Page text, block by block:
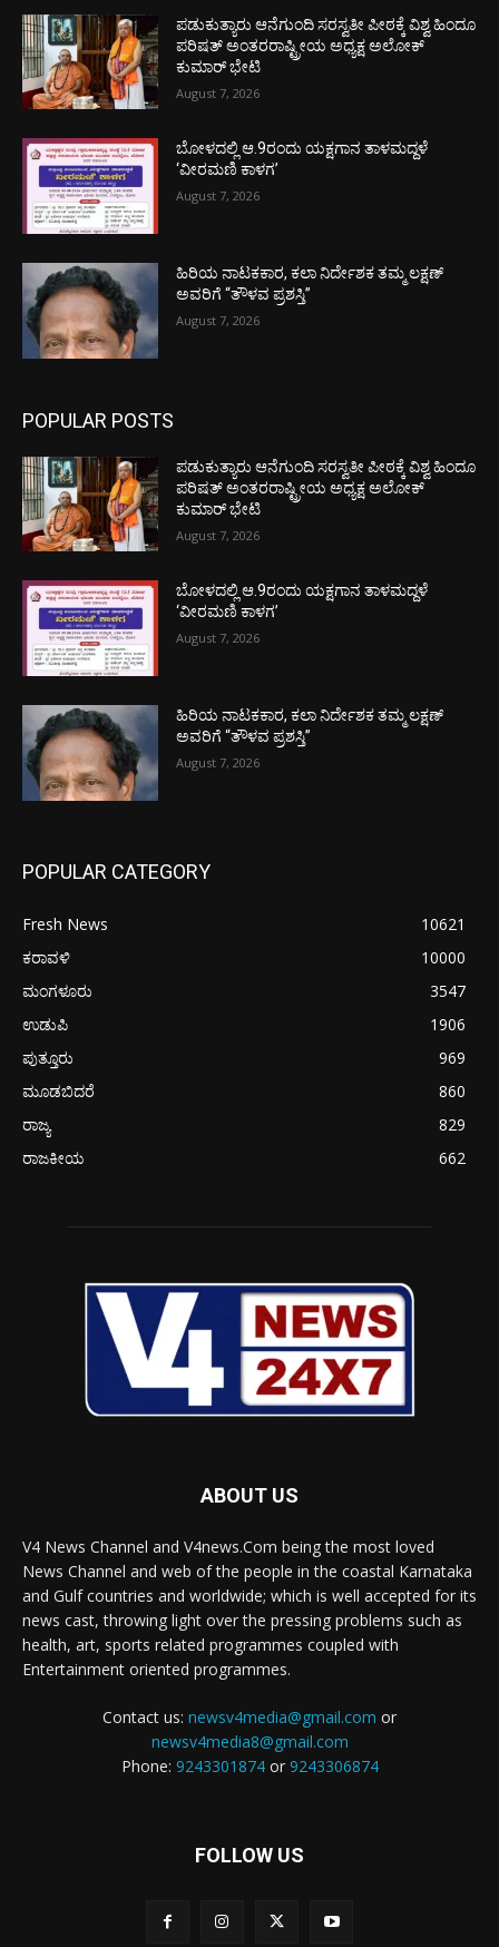
ಪಡುಕುತ್ಯಾರು ಆನೆಗುಂದಿ ಸರಸ್ವತೀ ಪೀಠಕ್ಕೆ ವಿಶ್ವ ಹಿಂದೂ
ಪರಿಷತ್ ಅಂತರರಾಷ್ಟ್ರೀಯ ಅಧ್ಯಕ್ಷ ಅಲೋಕ್
ಕುಮಾರ್ ಭೇಟಿ
August 7, 2026
ಬೋಳದಲ್ಲಿ ಆ.9ರಂದು ಯಕ್ಷಗಾನ ತಾಳಮದ್ದಳೆ
‘ವೀರಮಣಿ ಕಾಳಗ’
August 7, 2026
ಹಿರಿಯ ನಾಟಕಕಾರ, ಕಲಾ ನಿರ್ದೇಶಕ ತಮ್ಮ ಲಕ್ಷಣ್
ಅವರಿಗೆ “ತೌಳವ ಪ್ರಶಸ್ತಿ”
August 7, 2026
POPULAR POSTS
ಪಡುಕುತ್ಯಾರು ಆನೆಗುಂದಿ ಸರಸ್ವತೀ ಪೀಠಕ್ಕೆ ವಿಶ್ವ ಹಿಂದೂ
ಪರಿಷತ್ ಅಂತರರಾಷ್ಟ್ರೀಯ ಅಧ್ಯಕ್ಷ ಅಲೋಕ್
ಕುಮಾರ್ ಭೇಟಿ
August 7, 2026
ಬೋಳದಲ್ಲಿ ಆ.9ರಂದು ಯಕ್ಷಗಾನ ತಾಳಮದ್ದಳೆ
‘ವೀರಮಣಿ ಕಾಳಗ’
August 7, 2026
ಹಿರಿಯ ನಾಟಕಕಾರ, ಕಲಾ ನಿರ್ದೇಶಕ ತಮ್ಮ ಲಕ್ಷಣ್
ಅವರಿಗೆ “ತೌಳವ ಪ್ರಶಸ್ತಿ”
August 7, 2026
POPULAR CATEGORY
Fresh News
10621
ಕರಾವಳಿ
10000
ಮಂಗಳೂರು
3547
ಉಡುಪಿ
1906
ಪುತ್ತೂರು
969
ಮೂಡಬಿದರೆ
860
ರಾಜ್ಯ
829
ರಾಜಕೀಯ
662
ABOUT US
V4 News Channel and V4news.Com being the most loved
News Channel and web of the people in the coastal Karnataka
and Gulf countries and worldwide; which is well accepted for its
news cast, throwing light over the pressing problems such as
health, art, sports related programmes coupled with
Entertainment oriented programmes.
Contact us: newsv4media@gmail.com or
newsv4media8@gmail.com
Phone: 9243301874or 9243306874
FOLLOW US